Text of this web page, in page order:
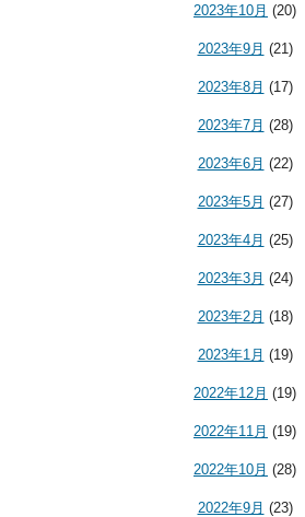
2023年10月 (20)
2023年9月 (21)
2023年8月 (17)
2023年7月 (28)
2023年6月 (22)
2023年5月 (27)
2023年4月 (25)
2023年3月 (24)
2023年2月 (18)
2023年1月 (19)
2022年12月 (19)
2022年11月 (19)
2022年10月 (28)
2022年9月 (23)